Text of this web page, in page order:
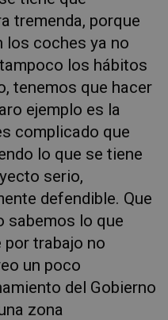
tremenda, porque
los coches ya no
los hábitos
tenemos que hacer
ejemplo es la
complicado que
lo que se tiene
serio,
defendible. Que
sabemos lo que
por trabajo no
un poco
del Gobierno
zona